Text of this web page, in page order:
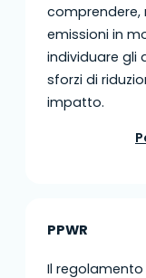
comprendere,
emissioni in
individuare gli
sforzi di
impatto.
PPWR
Il